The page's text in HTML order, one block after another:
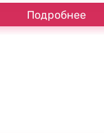
Подробнее